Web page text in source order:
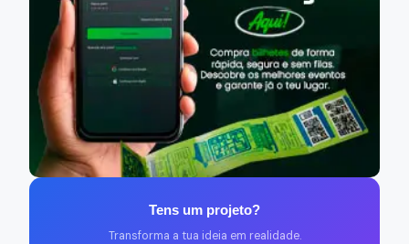
Tens um projeto?
Transforma a tua ideia em realidade.